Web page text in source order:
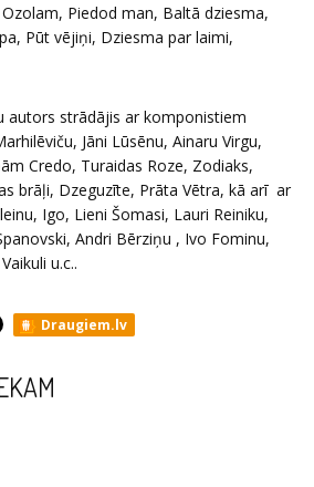
Piedod man, Baltā dziesma,
Pūt vējiņi, Dziesma par laimi,
autors strādājis ar komponistiem
Jāni Lūsēnu, Ainaru Virgu,
Credo, Turaidas Roze, Zodiaks,
brāļi, Dzeguzīte, Prāta Vētra, kā arī ar
Igo, Lieni Šomasi, Lauri Reiniku,
Andri Bērziņu , Ivo Fominu,
u.c..
Draugiem.lv